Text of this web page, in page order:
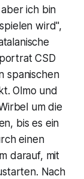
ich bin
wird",
CSD
spanischen
Olmo und
um die
bis es ein
einen
darauf, mit
Nach